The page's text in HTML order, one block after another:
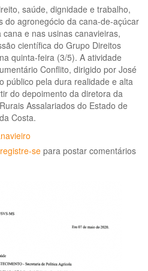
saúde, dignidade e trabalho,
do agronegócio da cana-de-açúcar
e nas usinas canavieiras,
científica do Grupo Direitos
quinta-feira (3/5). A atividade
Conflito, dirigido por José
público pela dura realidade e alta
do depoimento da diretora da
Assalariados do Estado de
Costa.
registre-se para postar comentários